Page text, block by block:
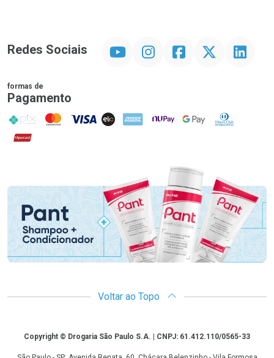
Redes Sociais InstagramFacebookTwitter Linkedin
formas de
Pagamento
PIX MasterCard
VISA ELO AMEX NuPay Google PayDiners Club
Hipercard
Promoção em Destaque
Voltar ao Topo
CopyrightCopyright © Drogaria São Paulo S.A. | CNPJ: 61.412.110/0565-33